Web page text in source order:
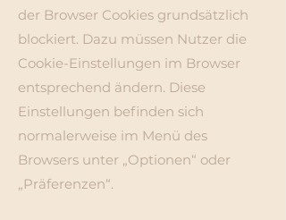
der Browser Cookies grundsätzlich
blockiert. Dazu müssen Nutzer die
Cookie-Einstellungen im Browser
entsprechend ändern. Diese
Einstellungen befinden sich
normalerweise im Menü des
Browsers unter „Optionen“ oder
„Präferenzen“.